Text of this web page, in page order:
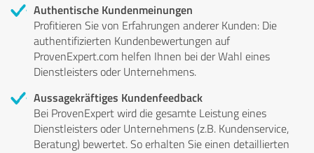
Authentische Kundenmeinungen
Profitieren Sie von Erfahrungen anderer Kunden: Die
authentifizierten Kundenbewertungen auf
ProvenExpert.com helfen Ihnen bei der Wahl eines
Dienstleisters oder Unternehmens.
Aussagekräftiges Kundenfeedback
Bei ProvenExpert wird die gesamte Leistung eines
Dienstleisters oder Unternehmens (z.B. Kundenservice,
Beratung) bewertet. So erhalten Sie einen detaillierten